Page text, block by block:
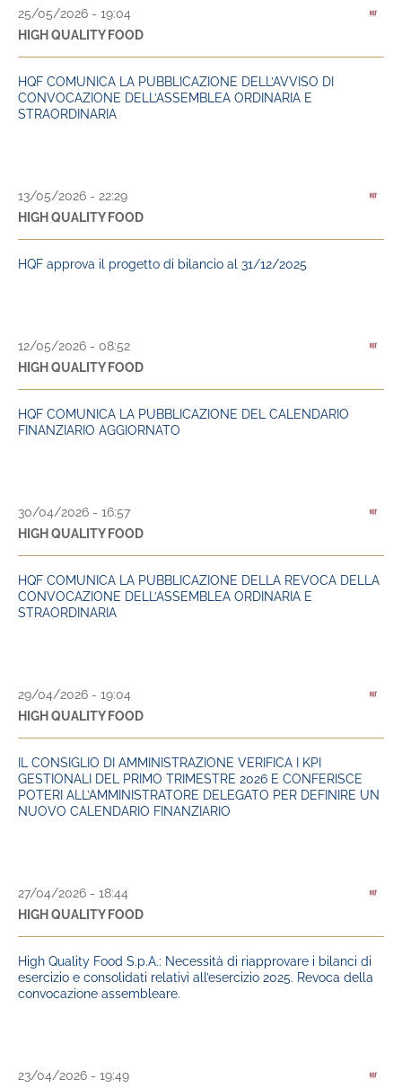
25/05/2026 - 19:04
HIGH QUALITY FOOD
HQF COMUNICA LA PUBBLICAZIONE DELL’AVVISO DI
CONVOCAZIONE DELL’ASSEMBLEA ORDINARIA E
STRAORDINARIA
13/05/2026 - 22:29
HIGH QUALITY FOOD
HQF approva il progetto di bilancio al 31/12/2025
12/05/2026 - 08:52
HIGH QUALITY FOOD
HQF COMUNICA LA PUBBLICAZIONE DEL CALENDARIO
FINANZIARIO AGGIORNATO
30/04/2026 - 16:57
HIGH QUALITY FOOD
HQF COMUNICA LA PUBBLICAZIONE DELLA REVOCA DELLA
CONVOCAZIONE DELL’ASSEMBLEA ORDINARIA E
STRAORDINARIA
29/04/2026 - 19:04
HIGH QUALITY FOOD
IL CONSIGLIO DI AMMINISTRAZIONE VERIFICA I KPI
GESTIONALI DEL PRIMO TRIMESTRE 2026 E CONFERISCE
POTERI ALL’AMMINISTRATORE DELEGATO PER DEFINIRE UN
NUOVO CALENDARIO FINANZIARIO
27/04/2026 - 18:44
HIGH QUALITY FOOD
High Quality Food S.p.A.: Necessità di riapprovare i bilanci di
esercizio e consolidati relativi all’esercizio 2025. Revoca della
convocazione assembleare.
23/04/2026 - 19:49